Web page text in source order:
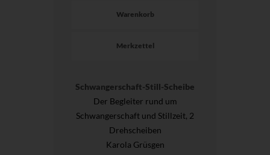
Warenkorb
Merkzettel
Schwangerschaft-Still-Scheibe
Der Begleiter rund um
Schwangerschaft und Stillzeit, 2
Drehscheiben
Karola Grüsgen